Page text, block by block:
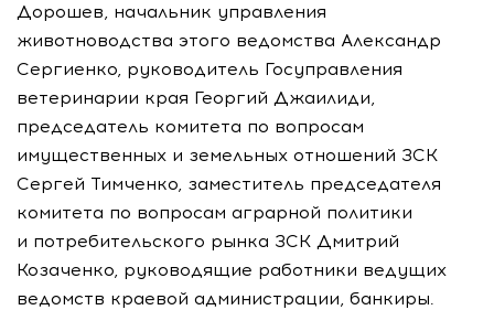
Дорошев, начальник управления
животноводства этого ведомства Александр
Сергиенко, руководитель Госуправления
ветеринарии края Георгий Джаилиди,
председатель комитета по вопросам
имущественных и земельных отношений ЗСК
Сергей Тимченко, заместитель председателя
комитета по вопросам аграрной политики
и потребительского рынка ЗСК Дмитрий
Козаченко, руководящие работники ведущих
ведомств краевой администрации, банкиры.